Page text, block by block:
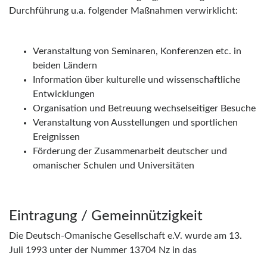
Durchführung u.a. folgender Maßnahmen verwirklicht:
Veranstaltung von Seminaren, Konferenzen etc. in
beiden Ländern
Information über kulturelle und wissenschaftliche
Entwicklungen
Organisation und Betreuung wechselseitiger Besuche
Veranstaltung von Ausstellungen und sportlichen
Ereignissen
Förderung der Zusammenarbeit deutscher und
omanischer Schulen und Universitäten
Eintragung / Gemeinnützigkeit
Die Deutsch-Omanische Gesellschaft e.V. wurde am 13.
Juli 1993 unter der Nummer 13704 Nz in das